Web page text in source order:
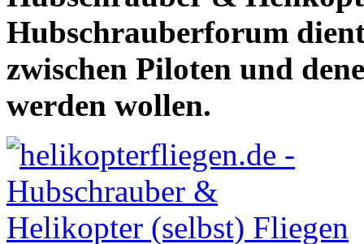
Hubschrauberforum
zwischen Piloten und
werden wollen.